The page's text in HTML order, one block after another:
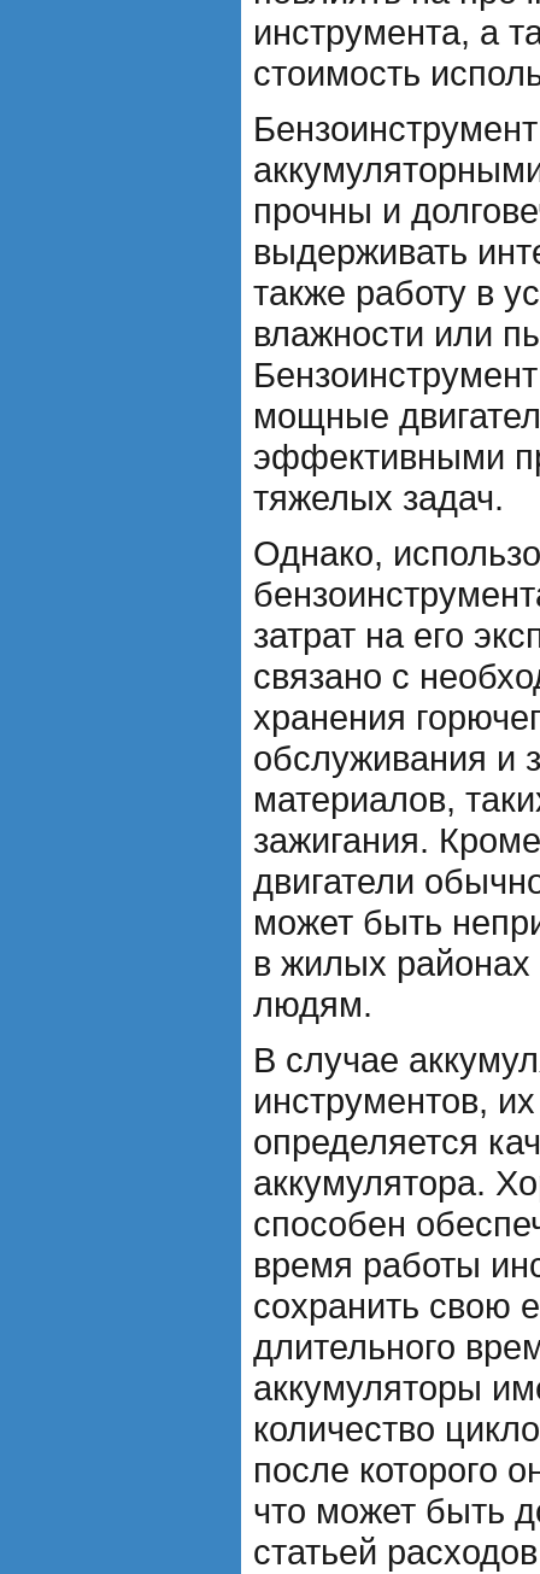
инструмента, а
стоимость
прочны и
выдерживать
также работу в
влажности или
мощные
эффективными
тяжелых задач.
Однако,
затрат на его
связано с
хранения
обслуживания и
материалов,
зажигания.
двигатели
может быть
в жилых районах
людям.
В случае
инструментов,
определяется
аккумулятора.
способен
время работы
сохранить свою
длительного
аккумуляторы
количество
после которого
что может быть
статьей